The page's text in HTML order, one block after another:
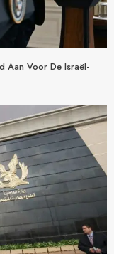
Aan Voor De Israël-